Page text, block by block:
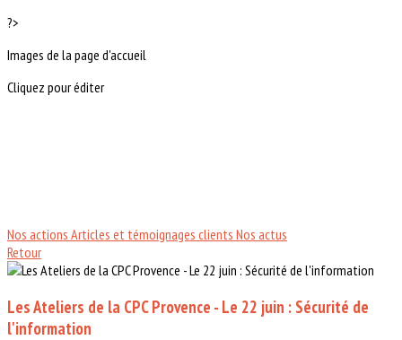
?>
Images de la page d'accueil
Cliquez pour éditer
Nos actions Articles et témoignages clients Nos actus
Retour
Les Ateliers de la CPC Provence - Le 22 juin : Sécurité de
l'information